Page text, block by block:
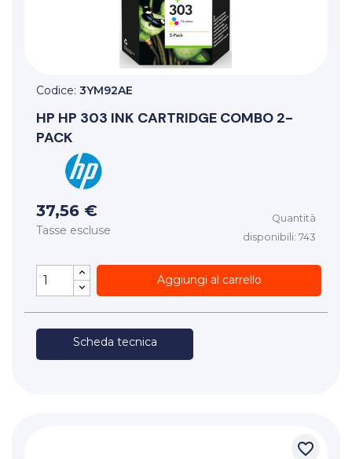
Codice: 3YM92AE
HP HP 303 INK CARTRIDGE COMBO 2-
PACK
37,56 €
Tasse escluse
Quantità
disponibili: 743
Aggiungi al carrello
Scheda tecnica
favorite_border